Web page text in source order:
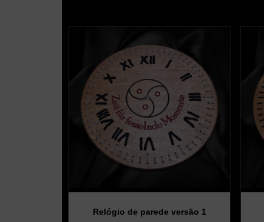
Relógio de parede versão 1